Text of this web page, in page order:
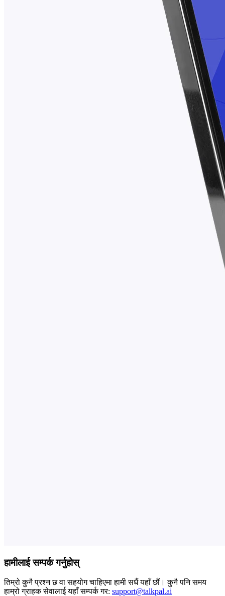
हामीलाई सम्पर्क गर्नुहोस्
तिम्रो कुनै प्रश्न छ वा सहयोग चाहिएमा हामी सधैं यहाँ छौं। कुनै पनि समय
हाम्रो ग्राहक सेवालाई यहाँ सम्पर्क गर: support@talkpal.ai